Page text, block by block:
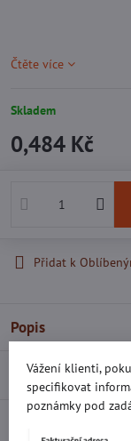
Čtěte více
Skladem
0,484 Kč
Přidat k
Popis
Recenze 0
Vážení klienti,
specifikovat
poznámky pod